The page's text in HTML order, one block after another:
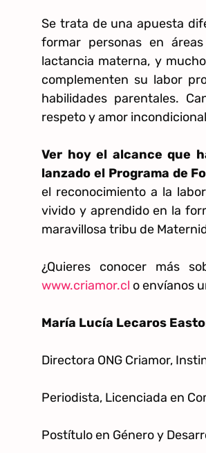
Se trata de una apuesta
formar personas en
lactancia materna, y
complementen su labor
habilidades parentales.
respeto y amor
Ver hoy el alcance que
lanzado el Programa de
el reconocimiento a la
vivido y aprendido en la
maravillosa tribu de
¿Quieres conocer más
www.criamor.cl o envíanos
María Lucía Lecaros
Directora ONG Criamor,
Periodista, Licenciada en
Postítulo en Género y